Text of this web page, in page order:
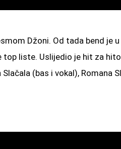
Džoni. Od tada bend je
liste. Uslijedio je hit za
(bas i vokal), Romana